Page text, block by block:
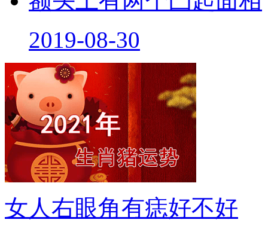
2019-08-30
女人右眼角有痣好不好